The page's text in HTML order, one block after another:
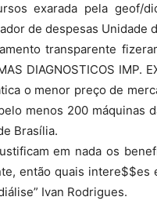
exarada pela geof/
de despesas Unidade
transparente
DIAGNOSTICOS
o menor preço de
menos 200 máquinas
Brasília.
em nada os
então quais intere$$es
Ivan Rodrigues.